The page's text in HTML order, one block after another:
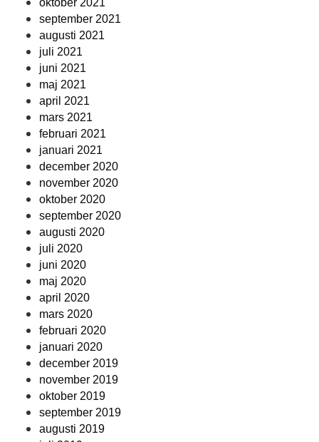
oktober 2021
september 2021
augusti 2021
juli 2021
juni 2021
maj 2021
april 2021
mars 2021
februari 2021
januari 2021
december 2020
november 2020
oktober 2020
september 2020
augusti 2020
juli 2020
juni 2020
maj 2020
april 2020
mars 2020
februari 2020
januari 2020
december 2019
november 2019
oktober 2019
september 2019
augusti 2019